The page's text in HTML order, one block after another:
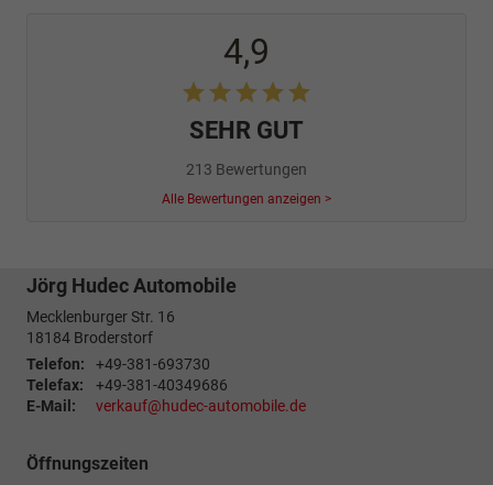
4,9
SEHR GUT
213 Bewertungen
Alle Bewertungen anzeigen >
Jörg Hudec Automobile
Mecklenburger Str. 16
18184 Broderstorf
Telefon:
+49-381-693730
Telefax:
+49-381-40349686
E-Mail:
verkauf@hudec-automobile.de
Öffnungszeiten